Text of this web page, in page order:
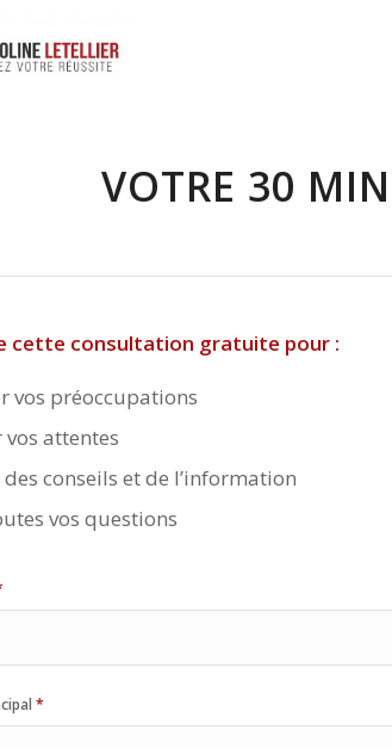
VOTRE 30
cette consultation gratuite pour :
vos préoccupations
vos attentes
conseils et de l’information
vos questions
*